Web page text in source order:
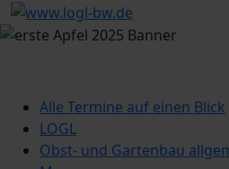
Alle Termine auf einen Blick
LOGL
Obst- und Gartenbau